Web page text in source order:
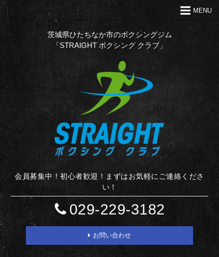
クラブの特徴
代表あいさつ
Ｑ＆Ａ
入会案内
お問い合わせ
お知らせ
STAFF BLOG
サイトマップ
MENU
茨城県ひたちなか市のボクシングジム
「STRAIGHT ボクシング クラブ」
会員募集中！初心者歓迎！まずはお気軽にご連絡くださ
い！
029-229-3182
お問い合わせ